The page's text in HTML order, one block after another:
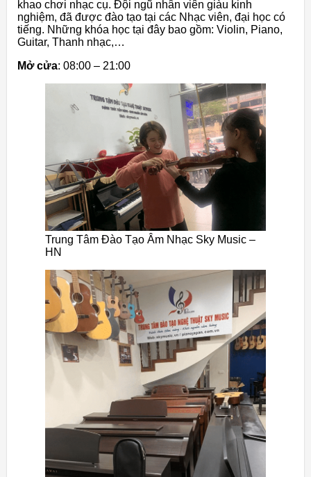
khao chơi nhạc cụ. Đội ngũ nhân viên giàu kinh
nghiệm, đã được đào tạo tại các Nhạc viên, đại học có
tiếng. Những khóa học tại đây bao gồm: Violin, Piano,
Guitar, Thanh nhạc,…
Mở cửa: 08:00 – 21:00
Trung Tâm Đào Tạo Âm Nhạc Sky Music –
HN